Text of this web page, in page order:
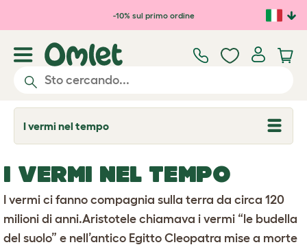
Passa al contenuto principale
-10% sul primo ordine
I vermi nel tempo
T
o
l
e
d
r
o
d
I VERMI NEL TEMPO
I vermi ci fanno compagnia sulla terra da circa 120
milioni di anni.Aristotele chiamava i vermi “le budella
del suolo” e nell’antico Egitto Cleopatra mise a morte